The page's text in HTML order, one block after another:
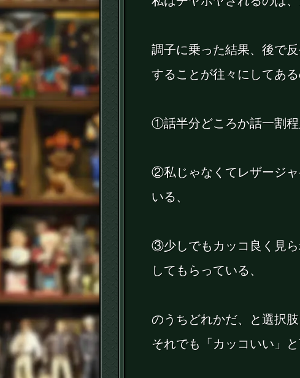
調子に乗った結果、後で
することが往々にしてある
①話半分どころか話一割程
②私じゃなくてレザージ
いる、
③少しでもカッコ良く見
してもらっている、
のうちどれかだ、と選択
それでも「カッコいい」と